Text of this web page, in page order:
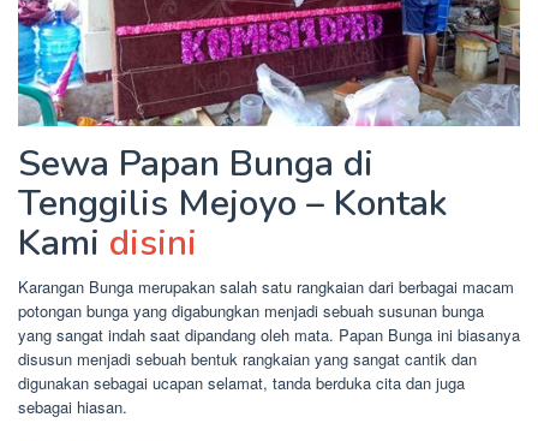
Sewa Papan Bunga di
Tenggilis Mejoyo – Kontak
Kami disini
Karangan Bunga merupakan salah satu rangkaian dari berbagai macam
potongan bunga yang digabungkan menjadi sebuah susunan bunga
yang sangat indah saat dipandang oleh mata. Papan Bunga ini biasanya
disusun menjadi sebuah bentuk rangkaian yang sangat cantik dan
digunakan sebagai ucapan selamat, tanda berduka cita dan juga
sebagai hiasan.